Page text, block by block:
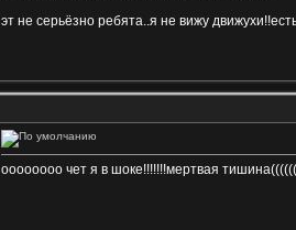
эт не серьёзно ребята..я не вижу
оооооооо чет я в шоке!!!!!!!мертвая